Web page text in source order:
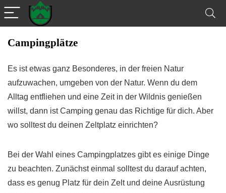
Campingplätze
Es ist etwas ganz Besonderes, in der freien Natur
aufzuwachen, umgeben von der Natur. Wenn du dem
Alltag entfliehen und eine Zeit in der Wildnis genießen
willst, dann ist Camping genau das Richtige für dich. Aber
wo solltest du deinen Zeltplatz einrichten?
Bei der Wahl eines Campingplatzes gibt es einige Dinge
zu beachten. Zunächst einmal solltest du darauf achten,
dass es genug Platz für dein Zelt und deine Ausrüstung